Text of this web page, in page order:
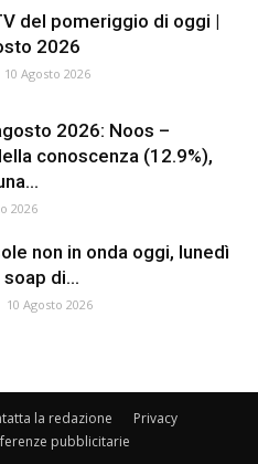
del pomeriggio di oggi |
2026
10 Agosto 2026
2026: Noos –
conoscenza (12.9%),
2026
non in onda oggi, lunedì
di...
10 Agosto 2026
la redazione
Privacy
pubblicitarie